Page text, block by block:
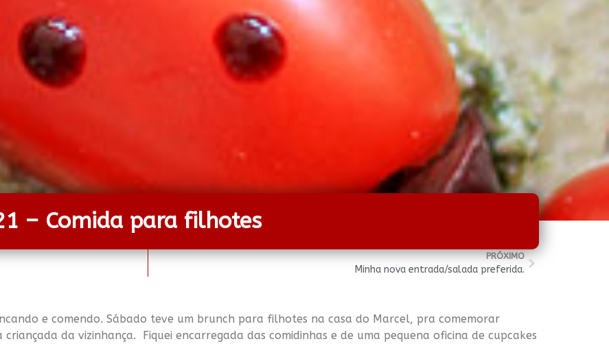
– Comida para filhotes
PRÓXIMO
Minha nova entrada/salada preferida.
e comendo. Sábado teve um brunch para filhotes na casa do Marcel, pra comemorar
da vizinhança. Fiquei encarregada das comidinhas e de uma pequena oficina de cupcakes